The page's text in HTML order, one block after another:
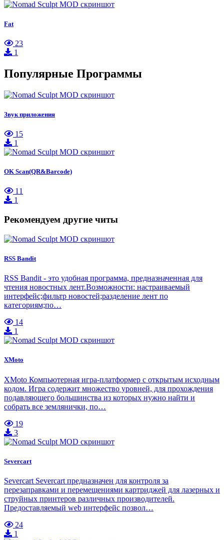
Fat
23
1
Популярные Программы
Звук приложения
15
1
OK Scan(QR&Barcode)
11
1
Рекомендуем другие читы
RSS Bandit
RSS Bandit - это удобная программа, предназначенная для
чтения новостных лент.Возможности: настраиваемый
интерфейс;фильтр новостей;разделение лент по
категориям;по…
14
1
XMoto
XMoto Компьютерная игра-платформер с открытым исходным
кодом. Игра содержит множество уровней, для прохождения
подавляющего большинства из которых нужно найти и
собрать все землянички, по…
19
3
Severcart
Severcart Severcart предназначен для контроля за
перезаправками и перемещениями картриджей для лазерных и
струйных принтеров различных производителей.
Предоставляемый web интерфейс позвол…
24
1